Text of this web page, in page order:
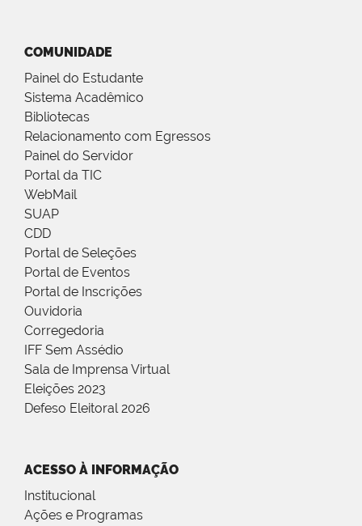
COMUNIDADE
Painel do Estudante
Sistema Acadêmico
Bibliotecas
Relacionamento com Egressos
Painel do Servidor
Portal da TIC
WebMail
SUAP
CDD
Portal de Seleções
Portal de Eventos
Portal de Inscrições
Ouvidoria
Corregedoria
IFF Sem Assédio
Sala de Imprensa Virtual
Eleições 2023
Defeso Eleitoral 2026
ACESSO À INFORMAÇÃO
Institucional
Ações e Programas